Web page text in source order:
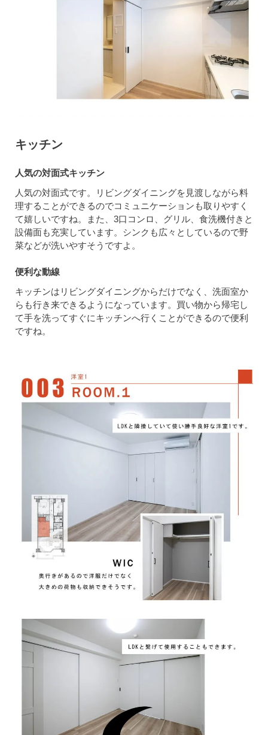
キッチン
人気の対面式キッチン
人気の対面式です。リビングダイニングを見渡しながら料
理することができるのでコミュニケーションも取りやすく
て嬉しいですね。また、3口コンロ、グリル、食洗機付きと
設備面も充実しています。シンクも広々としているので野
菜などが洗いやすそうですよ。
便利な動線
キッチンはリビングダイニングからだけでなく、洗面室か
らも行き来できるようになっています。買い物から帰宅し
て手を洗ってすぐにキッチンへ行くことができるので便利
ですね。